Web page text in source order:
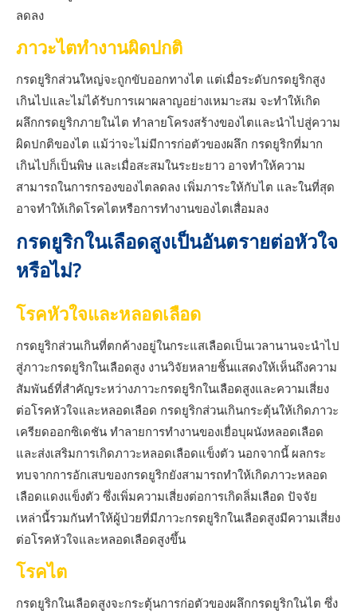
ลดลง
ภาวะไตทำงานผิดปกติ
กรดยูริกส่วนใหญ่จะถูกขับออกทางไต แต่เมื่อระดับกรดยูริกสูง
เกินไปและไม่ได้รับการเผาผลาญอย่างเหมาะสม จะทำให้เกิด
ผลึกกรดยูริกภายในไต ทำลายโครงสร้างของไตและนำไปสู่ความ
ผิดปกติของไต แม้ว่าจะไม่มีการก่อตัวของผลึก กรดยูริกที่มาก
เกินไปก็เป็นพิษ และเมื่อสะสมในระยะยาว อาจทำให้ความ
สามารถในการกรองของไตลดลง เพิ่มภาระให้กับไต และในที่สุด
อาจทำให้เกิดโรคไตหรือการทำงานของไตเสื่อมลง
กรดยูริกในเลือดสูงเป็นอันตรายต่อหัวใจ
หรือไม่?
โรคหัวใจและหลอดเลือด
กรดยูริกส่วนเกินที่ตกค้างอยู่ในกระแสเลือดเป็นเวลานานจะนำไป
สู่ภาวะกรดยูริกในเลือดสูง งานวิจัยหลายชิ้นแสดงให้เห็นถึงความ
สัมพันธ์ที่สำคัญระหว่างภาวะกรดยูริกในเลือดสูงและความเสี่ยง
ต่อโรคหัวใจและหลอดเลือด กรดยูริกส่วนเกินกระตุ้นให้เกิดภาวะ
เครียดออกซิเดชัน ทำลายการทำงานของเยื่อบุผนังหลอดเลือด
และส่งเสริมการเกิดภาวะหลอดเลือดแข็งตัว นอกจากนี้ ผลกระ
ทบจากการอักเสบของกรดยูริกยังสามารถทำให้เกิดภาวะหลอด
เลือดแดงแข็งตัว ซึ่งเพิ่มความเสี่ยงต่อการเกิดลิ่มเลือด ปัจจัย
เหล่านี้รวมกันทำให้ผู้ป่วยที่มีภาวะกรดยูริกในเลือดสูงมีความเสี่ยง
ต่อโรคหัวใจและหลอดเลือดสูงขึ้น
โรคไต
กรดยูริกในเลือดสูงจะกระตุ้นการก่อตัวของผลึกกรดยูริกในไต ซึ่ง